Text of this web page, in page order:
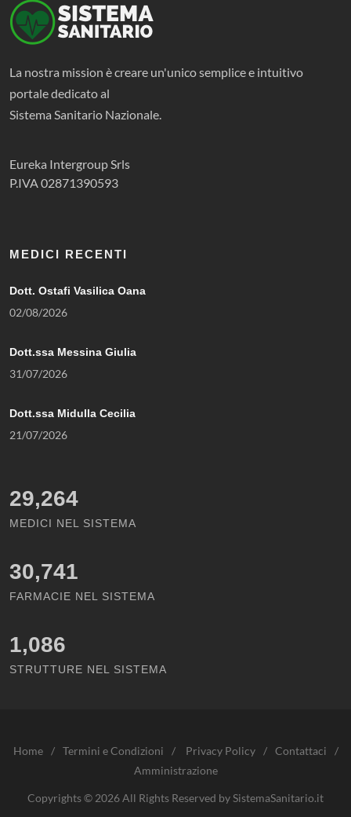
La nostra mission è creare un'unico semplice e intuitivo
portale dedicato al
Sistema Sanitario Nazionale.
Eureka Intergroup Srls
P.IVA 02871390593
MEDICI RECENTI
Dott. Ostafi Vasilica Oana
02/08/2026
Dott.ssa Messina Giulia
31/07/2026
Dott.ssa Midulla Cecilia
21/07/2026
29,264
MEDICI NEL SISTEMA
30,741
FARMACIE NEL SISTEMA
1,086
STRUTTURE NEL SISTEMA
Home / Termini e Condizioni / Privacy Policy / Contattaci
/
Amministrazione
Copyrights © 2026 All Rights Reserved by SistemaSanitario.it